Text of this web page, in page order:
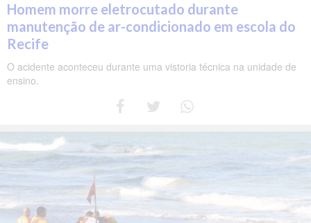
Homem morre eletrocutado durante
manutenção de ar-condicionado em escola do
Recife
O acidente aconteceu durante uma vistoria técnica na unidade de
ensino.